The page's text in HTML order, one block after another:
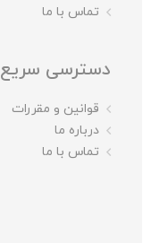
تماس با ما
دسترسی سریع
قوانین و مقررات
درباره ما
تماس با ما